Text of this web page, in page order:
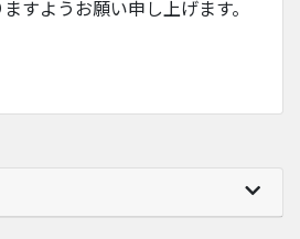
すようお願い申し上げます。